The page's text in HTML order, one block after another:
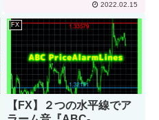
（ENUM_BASE_CORNER）が用
意されていま...
2022.02.15
FX
【FX】２つの水平線でア